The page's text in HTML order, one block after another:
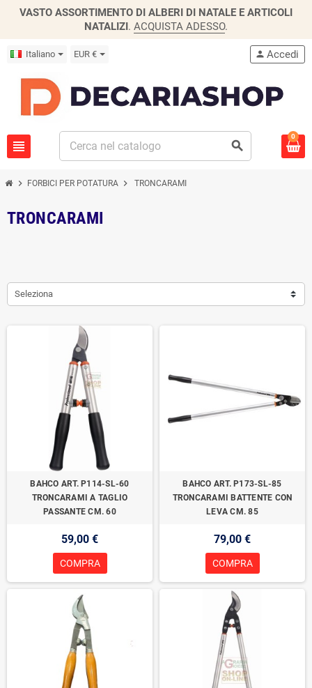
VASTO ASSORTIMENTO DI ALBERI DI NATALE E ARTICOLI
NATALIZI. ACQUISTA ADESSO.
Italiano EUR €
view_headline search
person Accedi
0
chevron_right FORBICI PER POTATURA chevron_right TRONCARAMI
TRONCARAMI
Seleziona
BAHCO ART. P114-SL-60
TRONCARAMI A TAGLIO
PASSANTE CM. 60
59,00 €
COMPRA
BAHCO ART. P173-SL-85
TRONCARAMI BATTENTE CON
LEVA CM. 85
79,00 €
COMPRA